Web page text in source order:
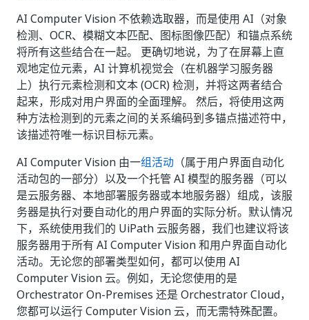
AI Computer Vision 不依赖选取器，而是使用 AI（对象
检测、OCR、模糊文本匹配、图标图像匹配）和锚点系统
将所有这些结合在一起。 更确切地说，为了在屏幕上直
观地定位元素，AI 计算机视觉会（在机器学习服务器
上）执行元素检测和文本 (OCR) 检测，并将这两者结合
起来，形成对用户界面的全面理解。 然后，将使用这两
种方法检测到的元素之间的关系编码到多锚点描述符中，
该描述符唯一标识目标元素。
AI Computer Vision 由一组活动 （属于用户界面自动化
活动包的一部分）以及一个托管 AI 模型的服务器（可以
是云服务器、本地部署服务器或本地服务器）组成，该服
务器是执行对要自动化的用户界面的实际分析。默认情况
下，系统使用我们的 UiPath 云服务器，我们也建议将该
服务器用于所有 AI Computer Vision 和用户界面自动化
活动。无论您的部署类型如何，都可以使用 AI
Computer Vision 云。例如，无论您使用的是
Orchestrator On-Premises 还是 Orchestrator Cloud，
您都可以运行 Computer Vision 云，而无需特殊配置。